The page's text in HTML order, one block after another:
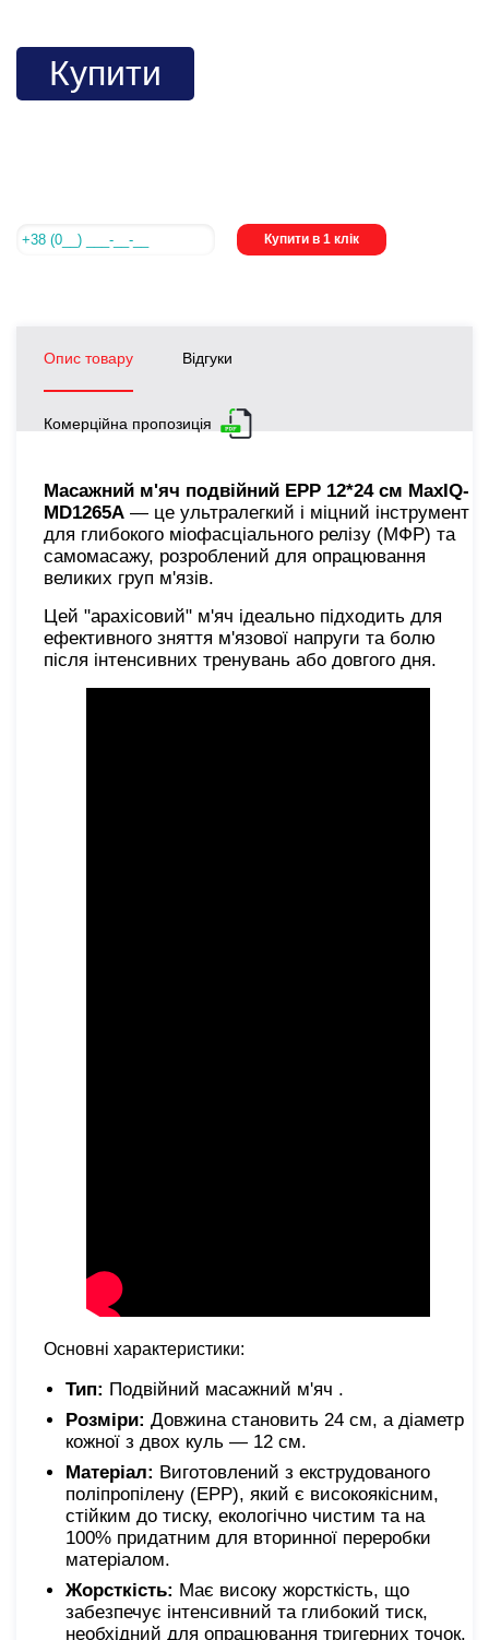
Купити
Купити в 1 клік
Опис товару Відгуки
Комерційна пропозиція
Масажний м'яч подвійний ЕРР 12*24 см MaxIQ-
MD1265А — це ультралегкий і міцний інструмент
для глибокого міофасціального релізу (МФР) та
самомасажу, розроблений для опрацювання
великих груп м'язів.
Цей "арахісовий" м'яч ідеально підходить для
ефективного зняття м'язової напруги та болю
після інтенсивних тренувань або довгого дня.
Основні характеристики:
Тип: Подвійний масажний м'яч .
Розміри: Довжина становить 24 см, а діаметр
кожної з двох куль — 12 см.
Матеріал: Виготовлений з екструдованого
поліпропілену (EPP), який є високоякісним,
стійким до тиску, екологічно чистим та на
100% придатним для вторинної переробки
матеріалом.
Жорсткість: Має високу жорсткість, що
забезпечує інтенсивний та глибокий тиск,
необхідний для опрацювання тригерних точок.